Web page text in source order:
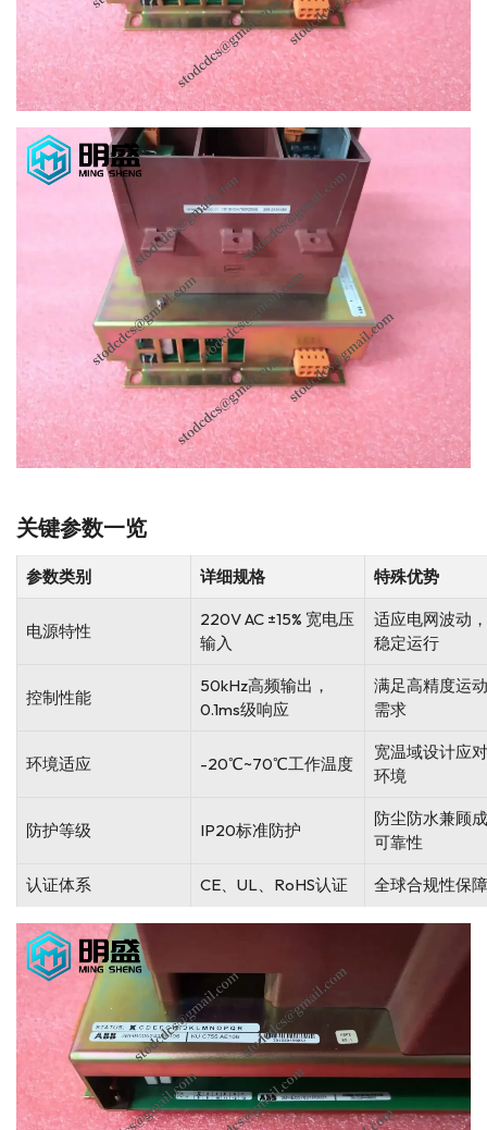
关键参数一览
参数类别 详细规格 特殊优势
电源特性
220V AC ±15% 宽电压
输入
适应电网波动
稳定运行
控制性能
50kHz高频输出，
0.1ms级响应
满足高精度运
需求
环境适应 -20℃~70℃工作温度
宽温域设计应
环境
防护等级 IP20标准防护
防尘防水兼顾
可靠性
认证体系 CE、UL、RoHS认证 全球合规性保障